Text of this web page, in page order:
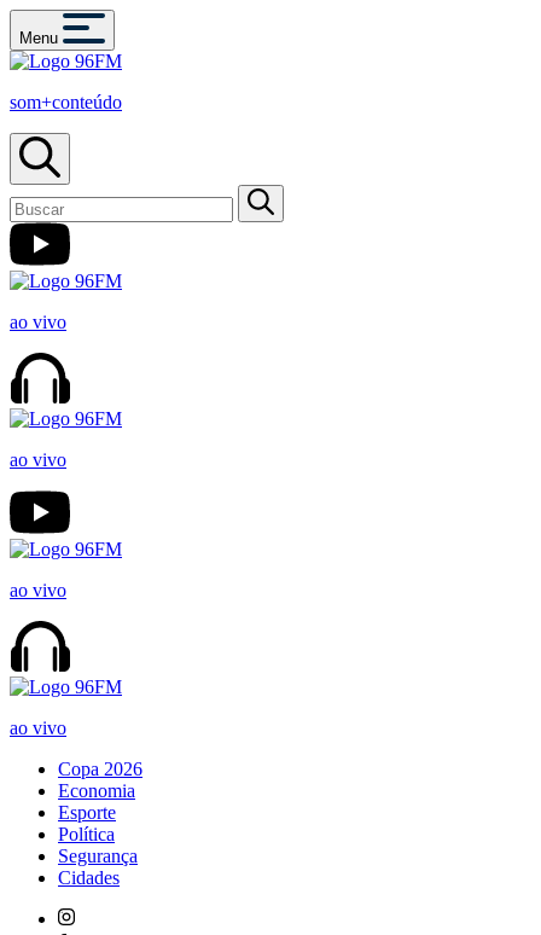
Menu
som+conteúdo
ao vivo
ao vivo
ao vivo
ao vivo
Copa 2026
Economia
Esporte
Política
Segurança
Cidades